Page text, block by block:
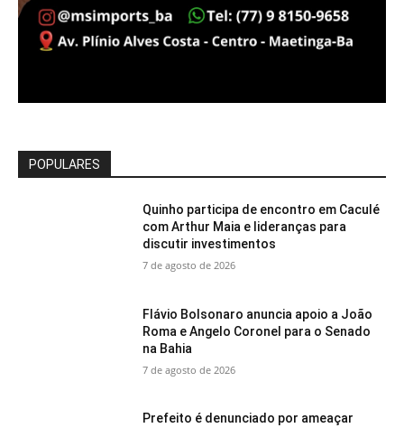
POPULARES
Quinho participa de encontro em Caculé
com Arthur Maia e lideranças para
discutir investimentos
7 de agosto de 2026
Flávio Bolsonaro anuncia apoio a João
Roma e Angelo Coronel para o Senado
na Bahia
7 de agosto de 2026
Prefeito é denunciado por ameaçar